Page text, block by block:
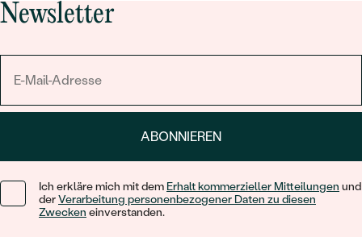
Newsletter
ABONNIEREN
Ich erkläre mich mit dem Erhalt kommerzieller Mitteilungen und
derVerarbeitung personenbezogener Daten zu diesen
Zwecken einverstanden.